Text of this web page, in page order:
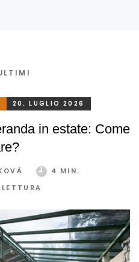
20. LUGLIO 2026
in estate: Come
4 MIN.